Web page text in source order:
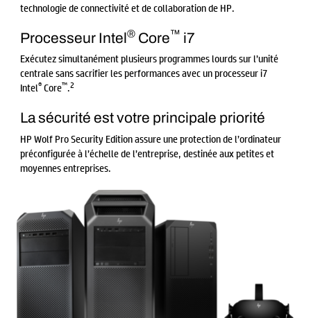
technologie de connectivité et de collaboration de HP.
Processeur Intel ® Core™ i7
Exécutez simultanément plusieurs programmes lourds sur l’unité
centrale sans sacrifier les performances avec un processeur i7
Intel®Core™.2
La sécurité est votre principale priorité
HP Wolf Pro Security Edition assure une protection de l’ordinateur
préconfigurée à l’échelle de l’entreprise, destinée aux petites et
moyennes entreprises.